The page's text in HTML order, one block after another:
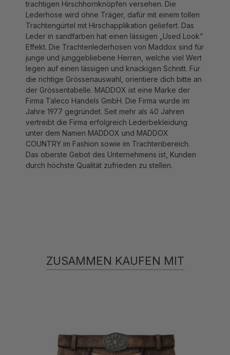
Lederhose wird ohne Träger, dafür mit einem tollen
Trachtengürtel mit Hirschapplikation geliefert. Das
Leder in sandfarben hat einen lässigen „Used Look“
Effekt. Die Trachtenlederhosen von Maddox sind für
junge und junggebliebene Herren, welche viel Wert
legen auf einen lässigen und knackigen Schnitt. Für
die richtige Grössenauswahl, orientiere dich bitte an
der Grössentabelle. MADDOX ist eine Marke der
Firma Taleco Handels GmbH. Die Firma wurde im
Jahre 1977 gegründet. Seit mehr als 40 Jahren
vertreibt die Firma erfolgreich Lederbekleidung
unter dem Namen MADDOX und MADDOX
COUNTRY im Fashion sowie im Trachtenbereich.
Das oberste Gebot des Unternehmens ist, Kunden
durch höchste Qualität zufrieden zu stellen.